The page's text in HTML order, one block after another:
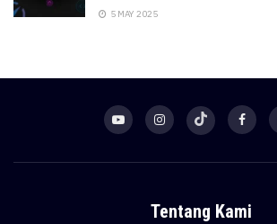
5 MAY 2025
Tentang Kami